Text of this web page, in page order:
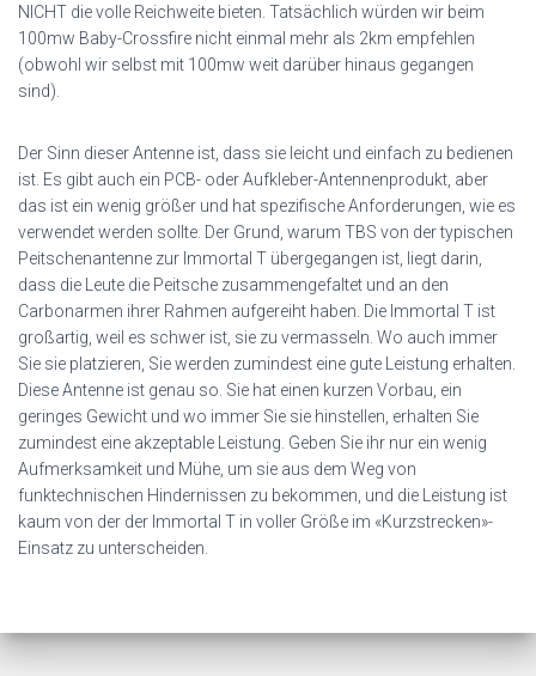
NICHT die volle Reichweite bieten. Tatsächlich würden wir beim
100mw Baby-Crossfire nicht einmal mehr als 2km empfehlen
(obwohl wir selbst mit 100mw weit darüber hinaus gegangen
sind).
Der Sinn dieser Antenne ist, dass sie leicht und einfach zu bedienen
ist. Es gibt auch ein PCB- oder Aufkleber-Antennenprodukt, aber
das ist ein wenig größer und hat spezifische Anforderungen, wie es
verwendet werden sollte. Der Grund, warum TBS von der typischen
Peitschenantenne zur Immortal T übergegangen ist, liegt darin,
dass die Leute die Peitsche zusammengefaltet und an den
Carbonarmen ihrer Rahmen aufgereiht haben. Die Immortal T ist
großartig, weil es schwer ist, sie zu vermasseln. Wo auch immer
Sie sie platzieren, Sie werden zumindest eine gute Leistung erhalten.
Diese Antenne ist genau so. Sie hat einen kurzen Vorbau, ein
geringes Gewicht und wo immer Sie sie hinstellen, erhalten Sie
zumindest eine akzeptable Leistung. Geben Sie ihr nur ein wenig
Aufmerksamkeit und Mühe, um sie aus dem Weg von
funktechnischen Hindernissen zu bekommen, und die Leistung ist
kaum von der der Immortal T in voller Größe im «Kurzstrecken»-
Einsatz zu unterscheiden.